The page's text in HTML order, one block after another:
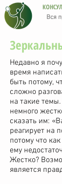
Вся
Недавно я
время
быть потому,
сложно
на такие
немного
сказать им:
реагирует на
потому что
ему
Жестко?
является